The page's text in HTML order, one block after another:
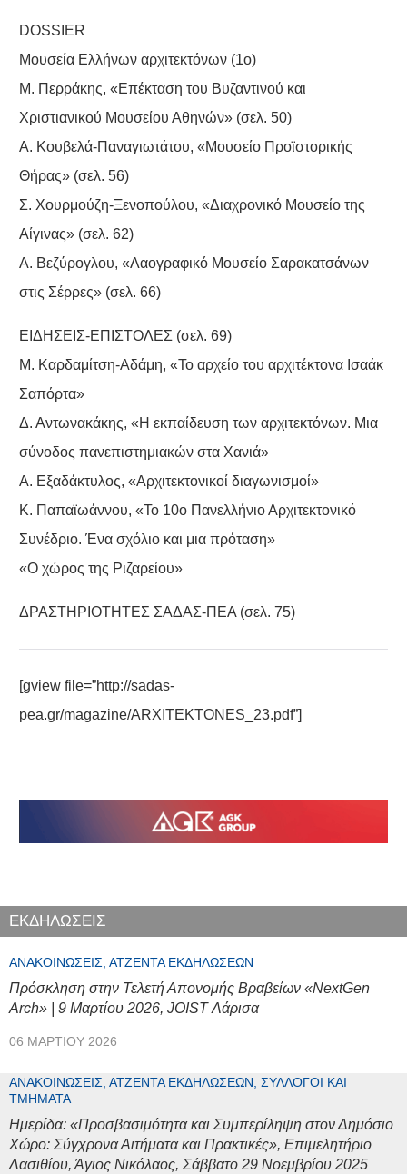
DOSSIER
Μουσεία Ελλήνων αρχιτεκτόνων (1ο)
Μ. Περράκης, «Επέκταση του Βυζαντινού και
Χριστιανικού Μουσείου Αθηνών» (σελ. 50)
Α. Κουβελά-Παναγιωτάτου, «Μουσείο Προϊστορικής
Θήρας» (σελ. 56)
Σ. Χουρμούζη-Ξενοπούλου, «Διαχρονικό Μουσείο της
Αίγινας» (σελ. 62)
Α. Βεζύρογλου, «Λαογραφικό Μουσείο Σαρακατσάνων
στις Σέρρες» (σελ. 66)
ΕΙΔΗΣΕΙΣ-ΕΠΙΣΤΟΛΕΣ (σελ. 69)
Μ. Καρδαμίτση-Αδάμη, «Το αρχείο του αρχιτέκτονα Ισαάκ
Σαπόρτα»
Δ. Αντωνακάκης, «Η εκπαίδευση των αρχιτεκτόνων. Μια
σύνοδος πανεπιστημιακών στα Χανιά»
Α. Εξαδάκτυλος, «Αρχιτεκτονικοί διαγωνισμοί»
Κ. Παπαϊωάννου, «Το 10ο Πανελλήνιο Αρχιτεκτονικό
Συνέδριο. Ένα σχόλιο και μια πρόταση»
«Ο χώρος της Ριζαρείου»
ΔΡΑΣΤΗΡΙΟΤΗΤΕΣ ΣΑΔΑΣ-ΠΕΑ (σελ. 75)
[gview file=”http://sadas-
pea.gr/magazine/ARXITEKTONES_23.pdf”]
ΕΚΔΗΛΩΣΕΙΣ
ΑΝΑΚΟΙΝΏΣΕΙΣ, ΑΤΖΈΝΤΑ ΕΚΔΗΛΏΣΕΩΝ
Πρόσκληση στην Τελετή Απονομής Βραβείων «NextGen
Arch» | 9 Μαρτίου 2026, JOIST Λάρισα
06 ΜΑΡΤΊΟΥ 2026
ΑΝΑΚΟΙΝΏΣΕΙΣ, ΑΤΖΈΝΤΑ ΕΚΔΗΛΏΣΕΩΝ, ΣΎΛΛΟΓΟΙ ΚΑΙ
ΤΜΉΜΑΤΑ
Ημερίδα: «Προσβασιμότητα και Συμπερίληψη στον Δημόσιο
Χώρο: Σύγχρονα Αιτήματα και Πρακτικές», Επιμελητήριο
Λασιθίου, Άγιος Νικόλαος, Σάββατο 29 Νοεμβρίου 2025